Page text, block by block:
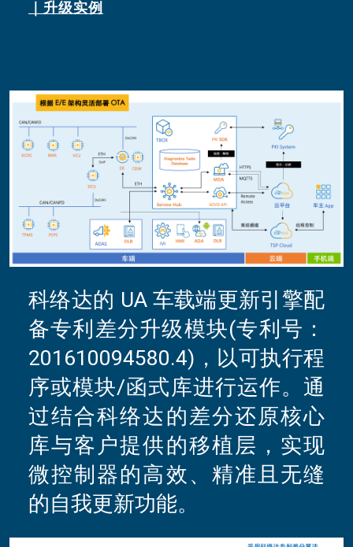
｜升级实例
科络达的 UA 车载端更新引擎配
备专利差分升级模块(专利号：
201610094580.4)，以可执行程
序或模块/函式库进行运作。通
过结合科络达的差分还原核心
库与客户提供的移植层，实现
微控制器的高效、精准且无缝
的自我更新功能。